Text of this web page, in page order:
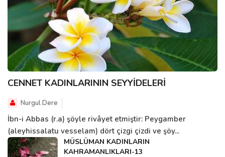
CENNET KADINLARININ SEYYİDELERİ
Nurgul Dere
İbn-i Abbas (r.a) şöyle rivâyet etmiştir: Peygamber
(aleyhissalatu vesselam) dört çizgi çizdi ve şöy...
MÜSLÜMAN KADINLARIN
KAHRAMANLIKLARI-13